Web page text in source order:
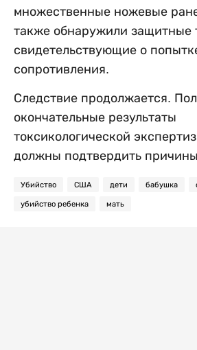
множественные ножевые
также обнаружили защитные
свидетельствующие о
сопротивления.
Следствие продолжается.
окончательные результаты
токсикологической
должны подтвердить
Убийство США дети бабушка
убийство ребенка мать